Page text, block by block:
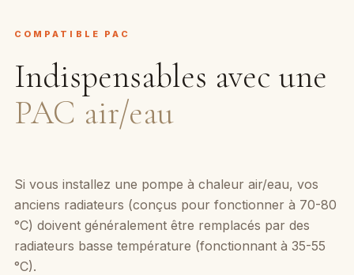
COMPATIBLE PAC
Indispensables avec une
PAC air/eau
Si vous installez une pompe à chaleur air/eau, vos
anciens radiateurs (conçus pour fonctionner à 70-80
°C) doivent généralement être remplacés par des
radiateurs basse température (fonctionnant à 35-55
°C).